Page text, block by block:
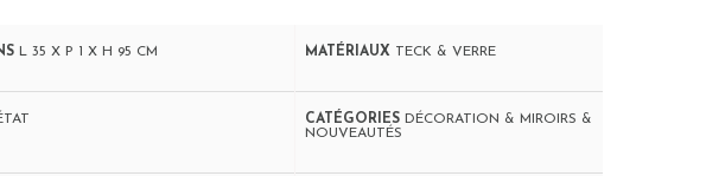
L 35 X P 1 X H 95 CM MATÉRIAUX TECK & VERRE
CATÉGORIES DÉCORATION & MIROIRS &
NOUVEAUTÉS